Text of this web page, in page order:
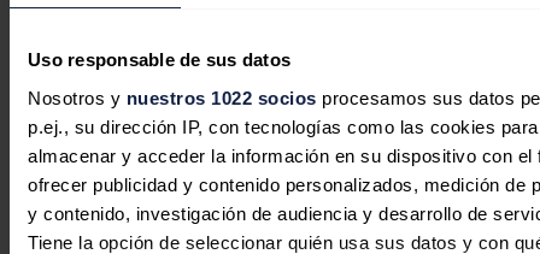
Uso responsable de sus datos
Nosotros y nuestros 1022 socios procesamos sus datos
p.ej., su dirección IP, con tecnologías como las cookies para
almacenar y acceder la información en su dispositivo con el
ofrecer publicidad y contenido personalizados, medición de
y contenido, investigación de audiencia y desarrollo de
Tiene la opción de seleccionar quién usa sus datos y con
espera de nuevas conversaciones
entre EEUU e Irán
Redacción03/08/2026
El Brent cae un 1,88%, hasta los 89,03